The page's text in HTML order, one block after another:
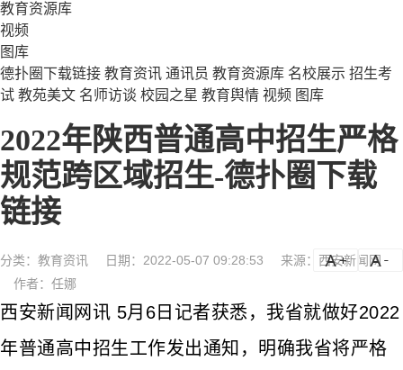
教育资源库
视频
图库
德扑圈下载链接 教育资讯 通讯员 教育资源库 名校展示 招生考
试 教苑美文 名师访谈 校园之星 教育舆情 视频 图库
2022年陕西普通高中招生严格
规范跨区域招生-德扑圈下载
链接
分类： 教育资讯 日期：2022-05-07 09:28:53
来源：西安新闻网
作者：任娜
a
西安新闻网讯 5月6日记者获悉，我省就做好2022
年普通高中招生工作发出通知，明确我省将严格